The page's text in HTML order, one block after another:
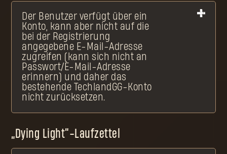
Der Benutzer verfügt über ein
Konto, kann aber nicht auf die
bei der Registrierung
angegebene E-Mail-Adresse
zugreifen (kann sich nicht an
Passwort/E-Mail-Adresse
erinnern) und daher das
bestehende TechlandGG-Konto
nicht zurücksetzen.
„Dying Light“-Laufzettel